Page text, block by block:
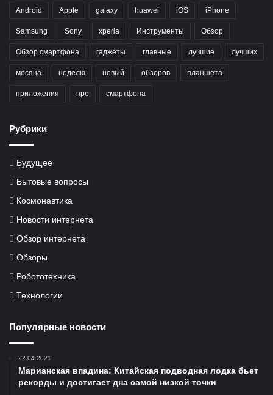
Android Apple galaxy huawei iOS iPhone
Samsung Sony xperia Инструменты Обзор
Обзор смартфона гаджеты главные лучшие лучших
месяца неделю новый обзоров планшета
приложения про смартфона
Рубрики
Будущее
Бытовые вопросы
Космонавтика
Новости интернета
Обзор интернета
Обзоры
Робототехника
Технологии
Популярные новости
22.04.2021
Марианская впадина: Китайская подводная лодка бьет
рекорды и достигает дна самой низкой точки